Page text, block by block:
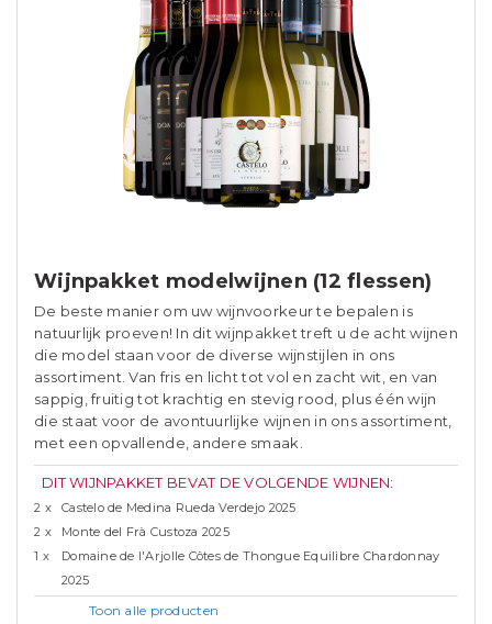
Wijnpakket modelwijnen (12 flessen)
De beste manier om uw wijnvoorkeur te bepalen is
natuurlijk proeven! In dit wijnpakket treft u de acht wijnen
die model staan voor de diverse wijnstijlen in ons
assortiment. Van fris en licht tot vol en zacht wit, en van
sappig, fruitig tot krachtig en stevig rood, plus één wijn
die staat voor de avontuurlijke wijnen in ons assortiment,
met een opvallende, andere smaak.
DIT WIJNPAKKET BEVAT DE VOLGENDE WIJNEN:
2 x
Castelo de Medina Rueda Verdejo 2025
2 x
Monte del Frà Custoza 2025
1 x
Domaine de l'Arjolle Côtes de Thongue Equilibre Chardonnay
2025
Toon alle producten